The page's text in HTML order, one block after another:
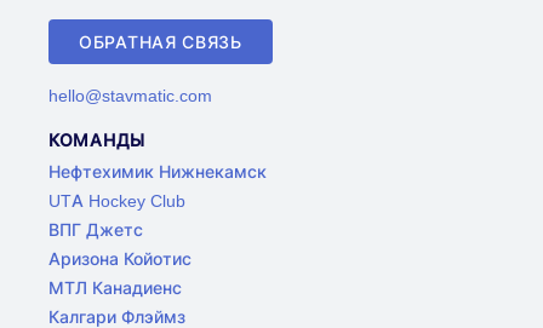
ОБРАТНАЯ СВЯЗЬ
hello@stavmatic.com
КОМАНДЫ
Нефтехимик Нижнекамск
UTA Hockey Club
ВПГ Джетс
Аризона Койотис
МТЛ Канадиенс
Калгари Флэймз